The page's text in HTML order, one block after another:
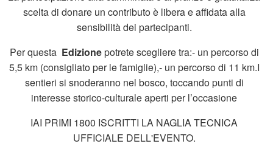
scelta di donare un contributo è libera e affidata alla
sensibilità dei partecipanti.
Per questa Edizionepotrete scegliere tra:- un percorso di
5,5 km (consigliato per le famiglie),- un percorso di 11 km.I
sentieri si snoderanno nel bosco, toccando punti di
interesse storico-culturale aperti per l’occasione
IAI PRIMI 1800 ISCRITTI LA NAGLIA TECNICA
UFFICIALE DELL'EVENTO.